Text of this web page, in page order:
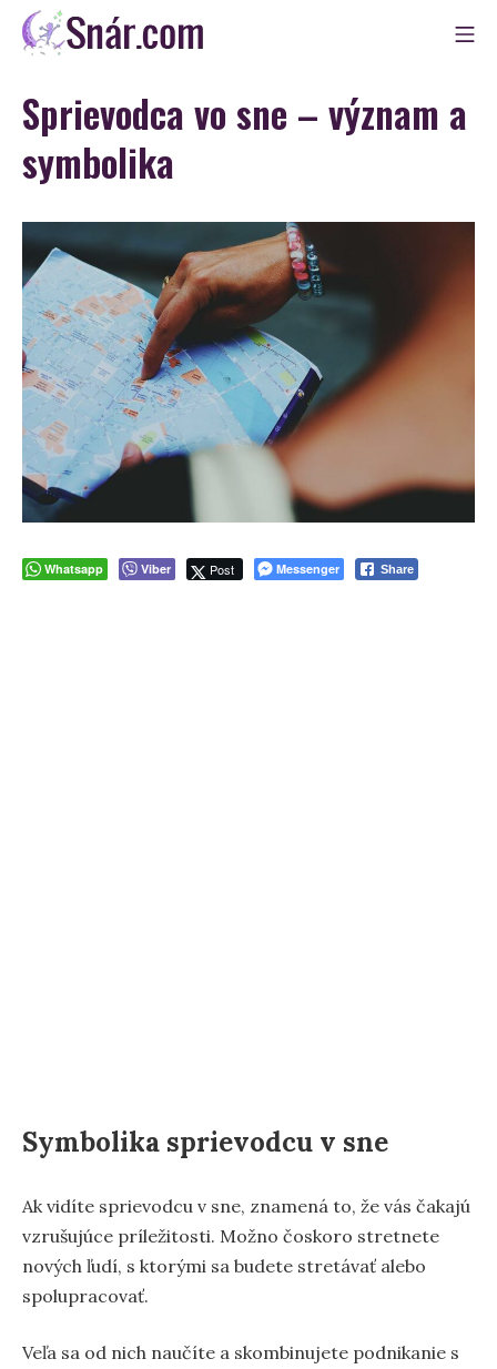
Skip
Snár
Sprievodca vo sne – význam a
symbolika
Whatsapp Viber Post Messenger Share
Symbolika sprievodcu v sne
Ak vidíte sprievodcu v sne, znamená to, že vás čakajú
vzrušujúce príležitosti. Možno čoskoro stretnete
nových ľudí, s ktorými sa budete stretávať alebo
spolupracovať.
Veľa sa od nich naučíte a skombinujete podnikanie s